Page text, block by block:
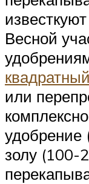
Весной
или
удобрение
золу (100-